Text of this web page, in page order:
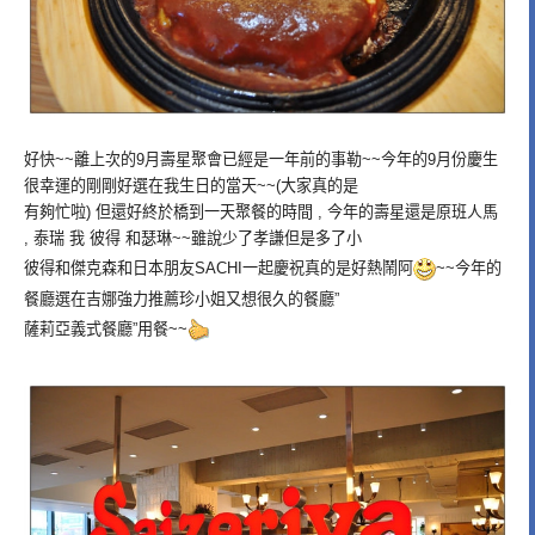
好快~~離上次的9月壽星聚會已經是一年前的事勒~~今年的9月份慶生
很幸運的剛剛好選在我生日的當天~~(大家真的是
有夠忙啦) 但還好終於橋到一天聚餐的時間 , 今年的壽星還是原班人馬
, 泰瑞 我 彼得 和瑟琳~~雖說少了孝謙但是多了小
彼得和傑克森和日本朋友SACHI一起慶祝真的是好熱鬧阿
~~今年的
餐廳選在吉娜強力推薦珍小姐又想很久的餐廳”
薩莉亞義式餐廳”用餐~~